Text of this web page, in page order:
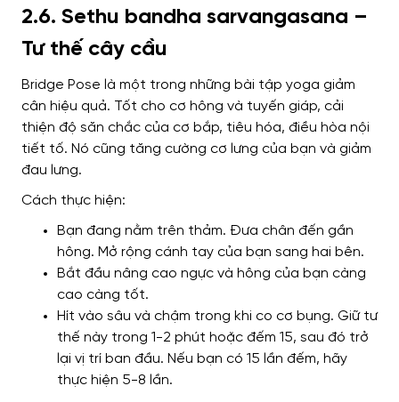
2.6. Sethu bandha sarvangasana –
Tư thế cây cầu
Bridge Pose là một trong những bài tập yoga giảm
cân hiệu quả. Tốt cho cơ hông và tuyến giáp, cải
thiện độ săn chắc của cơ bắp, tiêu hóa, điều hòa nội
tiết tố. Nó cũng tăng cường cơ lưng của bạn và giảm
đau lưng.
Cách thực hiện:
Bạn đang nằm trên thảm. Đưa chân đến gần
hông. Mở rộng cánh tay của bạn sang hai bên.
Bắt đầu nâng cao ngực và hông của bạn càng
cao càng tốt.
Hít vào sâu và chậm trong khi co cơ bụng. Giữ tư
thế này trong 1-2 phút hoặc đếm 15, sau đó trở
lại vị trí ban đầu. Nếu bạn có 15 lần đếm, hãy
thực hiện 5-8 lần.